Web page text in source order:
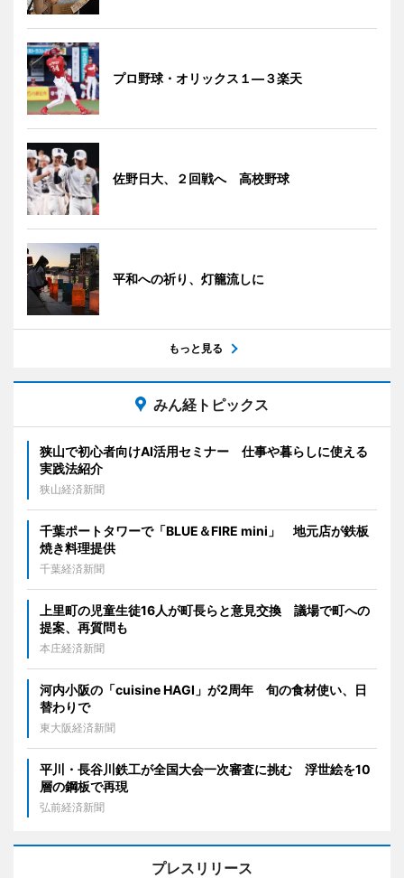
プロ野球・オリックス１―３楽天
佐野日大、２回戦へ 高校野球
平和への祈り、灯籠流しに
もっと見る
みん経トピックス
狭山で初心者向けAI活用セミナー 仕事や暮らしに使える
実践法紹介
狭山経済新聞
千葉ポートタワーで「BLUE＆FIRE mini」 地元店が鉄板
焼き料理提供
千葉経済新聞
上里町の児童生徒16人が町長らと意見交換 議場で町への
提案、再質問も
本庄経済新聞
河内小阪の「cuisine HAGI」が2周年 旬の食材使い、日
替わりで
東大阪経済新聞
平川・長谷川鉄工が全国大会一次審査に挑む 浮世絵を10
層の鋼板で再現
弘前経済新聞
プレスリリース